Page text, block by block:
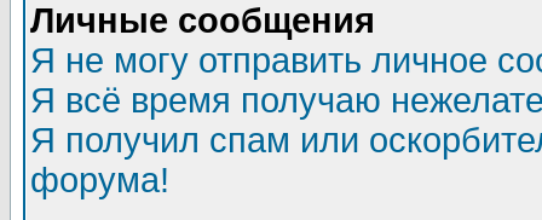
Личные сообщения
Я не могу отправить личное
Я всё время получаю
Я получил спам или
форума!